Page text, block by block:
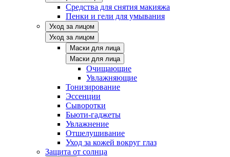
Средства для снятия макияжа
Пенки и гели для умывания
Уход за лицом
Уход за лицом
Маски для лица
Маски для лица
Очищающие
Увлажняющие
Тонизирование
Эссенции
Сыворотки
Бьюти-гаджеты
Увлажнение
Отшелушивание
Уход за кожей вокруг глаз
Защита от солнца